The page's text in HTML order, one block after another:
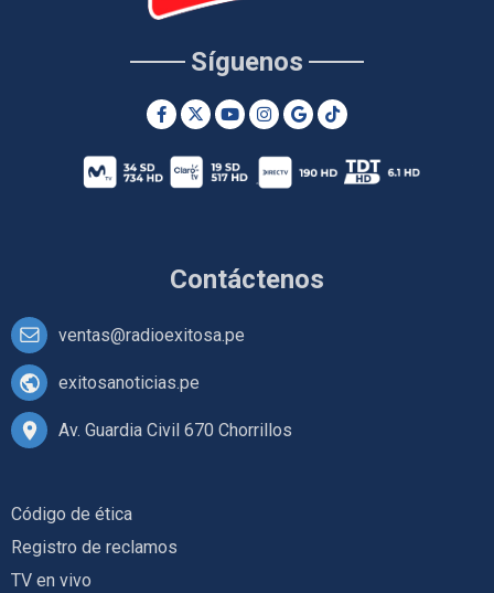
Contáctenos
ventas@radioexitosa.pe
exitosanoticias.pe
Av. Guardia Civil 670 Chorrillos
Síguenos
Código de ética
Registro de reclamos
TV en vivo